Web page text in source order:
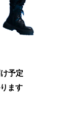
予定
ます